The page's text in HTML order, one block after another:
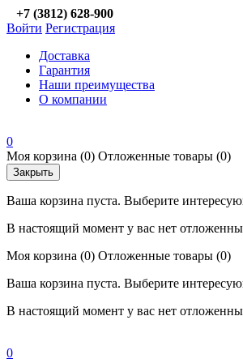
+7 (3812) 628-900
Войти Регистрация
Доставка
Гарантия
Наши преимущества
О компании
0
Моя корзина (0) Отложенные товары (0)
Закрыть
Ваша корзина пуста. Выберите
В настоящий момент у вас нет
Моя корзина (0) Отложенные товары (0)
Ваша корзина пуста. Выберите
В настоящий момент у вас нет
0